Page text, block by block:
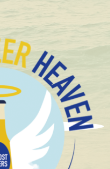
in stock
Gisting
18° plato